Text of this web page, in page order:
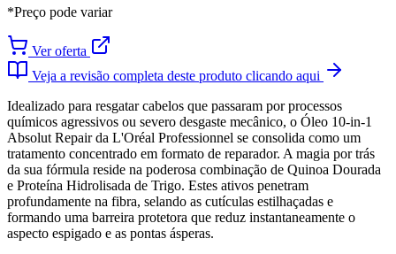
*Preço pode variar
Ver oferta
Veja a revisão completa deste produto clicando aqui
Idealizado para resgatar cabelos que passaram por processos
químicos agressivos ou severo desgaste mecânico, o Óleo 10-in-1
Absolut Repair da L'Oréal Professionnel se consolida como um
tratamento concentrado em formato de reparador. A magia por trás
da sua fórmula reside na poderosa combinação de Quinoa Dourada
e Proteína Hidrolisada de Trigo. Estes ativos penetram
profundamente na fibra, selando as cutículas estilhaçadas e
formando uma barreira protetora que reduz instantaneamente o
aspecto espigado e as pontas ásperas.